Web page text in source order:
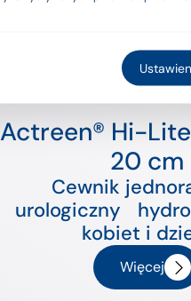
Actreen® Hi-
20 cm
Cewnik
urologiczny
kobiet i
Więcej